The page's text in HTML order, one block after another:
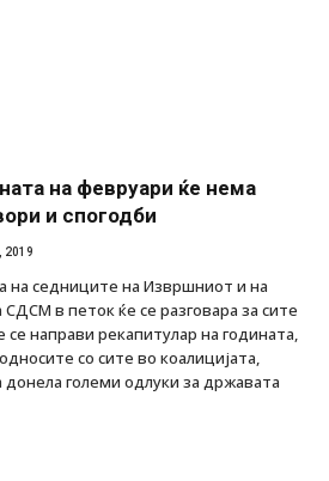
на февруари ќе нема
и спогодби
2019
на седниците на Извршниот и на
в петок ќе се разговара за сите
направи рекапитулар на годината,
со сите во коалицијата,
донела големи одлуки за државата